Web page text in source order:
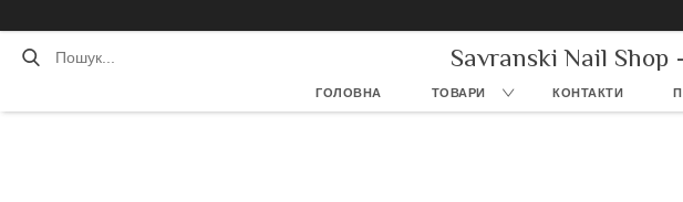
Savranski Nail Shop
ГОЛОВНА ТОВАРИ КОНТАКТИ